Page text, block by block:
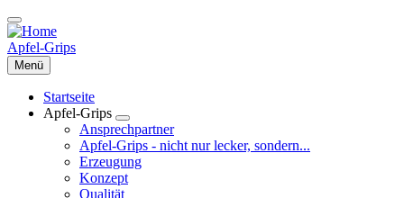
Direkt
zum
Inhalt
Apfel-Grips
Menü
Startseite
Apfel-Grips
Toggle
submenu
Ansprechpartner
Apfel-Grips - nicht nur lecker, sondern...
Erzeugung
Konzept
Qualität